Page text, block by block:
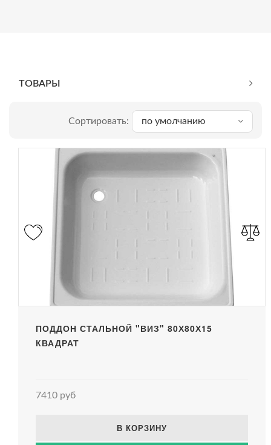
ТОВАРЫ
Сортировать: по умолчанию
ПОДДОН СТАЛЬНОЙ "ВИЗ" 80Х80Х15
КВАДРАТ
7410 руб
В КОРЗИНУ